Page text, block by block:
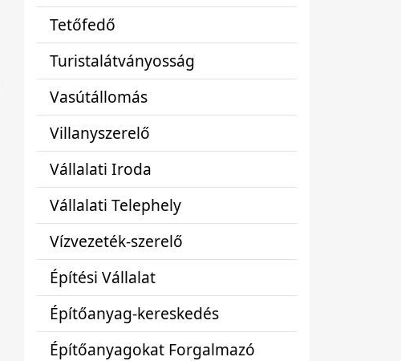
Tetőfedő
Turistalátványosság
Vasútállomás
Villanyszerelő
Vállalati Iroda
Vállalati Telephely
Vízvezeték-szerelő
Építési Vállalat
Építőanyag-kereskedés
Építőanyagokat Forgalmazó